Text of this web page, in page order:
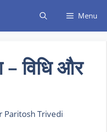
Menu
– विधि और
Paritosh Trivedi